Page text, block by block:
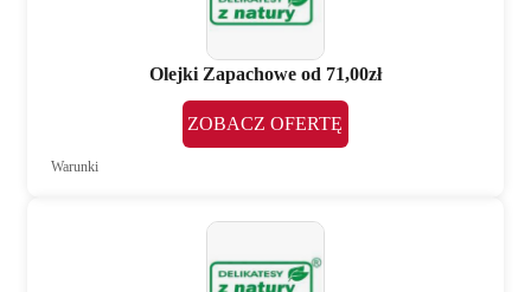
Olejki Zapachowe od 71,00zł
ZOBACZ OFERTĘ
Warunki